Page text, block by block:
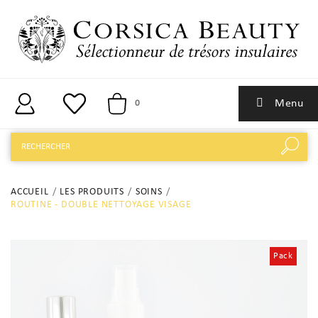
0 Menu
ACCUEIL LES PRODUITS
SOINS
ROUTINE - DOUBLE NETTOYAGE VISAGE
Pack